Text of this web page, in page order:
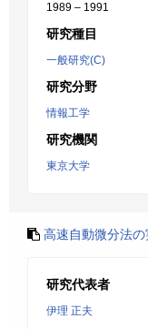
1989 – 1991
研究種目
一般研究(C)
研究分野
情報工学
研究機関
東京大学
高速自動微分法
研究代表者
伊理 正夫